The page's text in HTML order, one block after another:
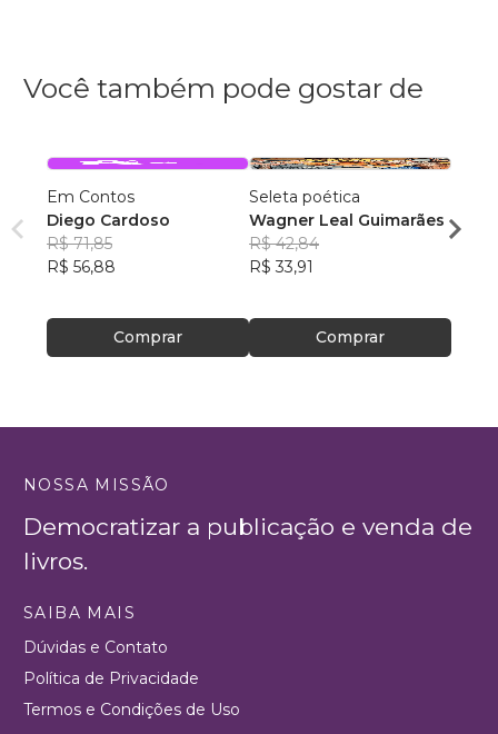
Você também pode gostar de
Em Contos
Diego Cardoso
R$ 71,85
R$ 56,88
Comprar
Seleta poética
Wagner Leal Guimarães
R$ 42,84
R$ 33,91
Comprar
ainda
Carla
NOSSA MISSÃO
Democratizar a publicação e venda de
livros.
SAIBA MAIS
Dúvidas e Contato
Política de Privacidade
Termos e Condições de Uso